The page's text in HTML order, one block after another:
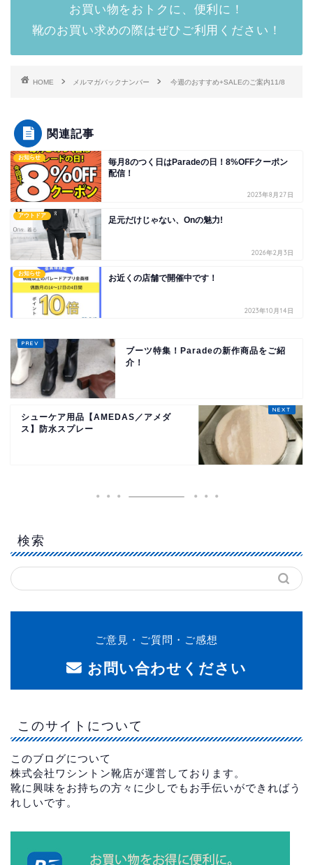
お買い物をおトクに、便利に！
靴のお買い求めの際はぜひご利用ください！
HOME メルマガバックナンバー 今週のおすすめ+SALEのご案内11/8
関連記事
お知らせ
毎月8のつく日はParadeの日！8%OFFクーポン
配信！
2023年8月27日
アウトドア 足元だけじゃない、Onの魅力!
2026年2月3日
お知らせ お近くの店舗で開催中です！
2023年10月14日
ブーツ特集！Paradeの新作商品をご紹
介！
シューケア用品【AMEDAS／アメダ
ス】防水スプレー
検索
ご意見・ご質問・ご感想
お問い合わせください
このサイトについて
このブログについて
株式会社ワシントン靴店が運営しております。
靴に興味をお持ちの方々に少しでもお手伝いができればう
れしいです。